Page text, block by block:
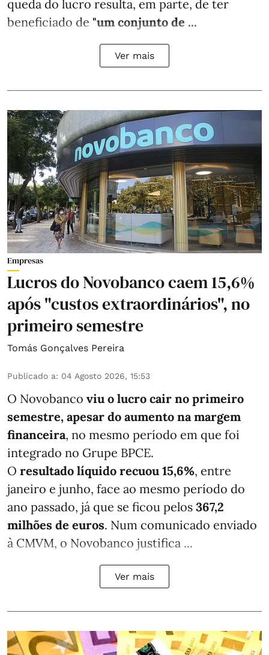
queda do lucro resulta, em parte, de ter
beneficiado de "um conjunto de ...
Ver mais
Empresas
Lucros do Novobanco caem 15,6%
após "custos extraordinários", no
primeiro semestre
Tomás Gonçalves Pereira
Publicado a: 04 Agosto 2026, 15:53
O Novobanco viu o lucro cair no primeiro
semestre, apesar do aumento na margem
financeira, no mesmo período em que foi
integrado no Grupe BPCE.
O resultado líquido recuou 15,6%, entre
janeiro e junho, face ao mesmo período do
ano passado, já que se ficou pelos 367,2
milhões de euros. Num comunicado enviado
à CMVM, o Novobanco justifica ...
Ver mais